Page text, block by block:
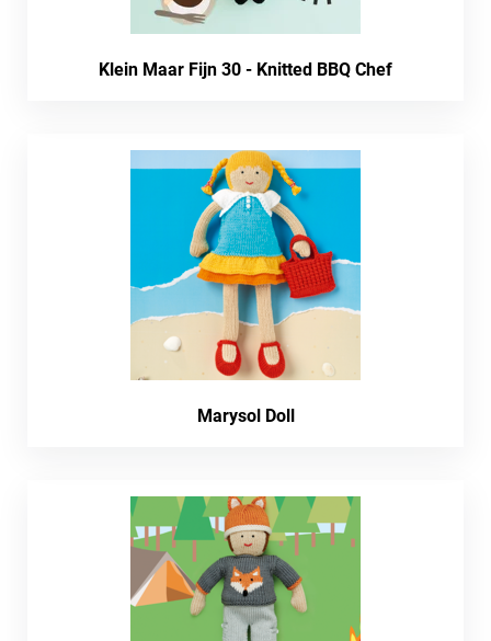
Klein Maar Fijn 30 - Knitted BBQ Chef
Marysol Doll